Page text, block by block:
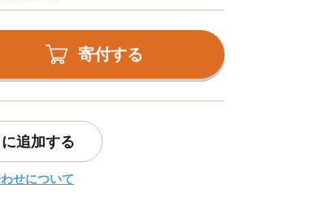
寄付する
追加する
せについて